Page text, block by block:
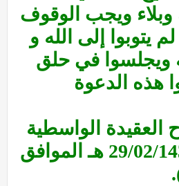
وبلاء ويجب الوقوف
يتوبوا إلى الله و
ويجلسوا في حلق
هذه الدعوة
الواسطية
ليوم السبت 29/02/1439 هـ الموافق